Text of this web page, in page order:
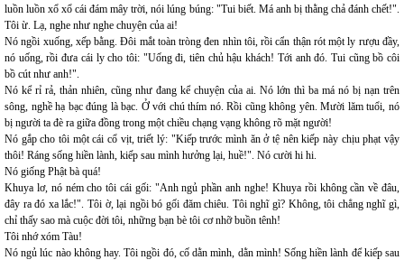
luồn luồn xổ xổ cái đám mây trời, nói lúng búng: "Tui biết. Má anh bị thằng chả đánh chết!".
Tôi ừ. Lạ, nghe như nghe chuyện của ai!
Nó ngồi xuống, xếp bằng. Đôi mắt toàn tròng đen nhìn tôi, rồi cẩn thận rót một ly rượu đầy,
nó uống, rồi đưa cái ly cho tôi: "Uống đi, tiên chủ hậu khách! Tới anh đó. Tui cũng bồ côi
bồ cút như anh!".
Nó kể rỉ rả, thản nhiên, cũng như đang kể chuyện của ai. Nó lớn thì ba má nó bị nạn trên
sông, nghề hạ bạc đúng là bạc. Ở với chú thím nó. Rồi cũng không yên. Mười lăm tuổi, nó
bị người ta đè ra giữa đồng trong một chiều chạng vạng không rõ mặt người!
Nó gắp cho tôi một cái cổ vịt, triết lý: "Kiếp trước mình ăn ở tệ nên kiếp này chịu phạt vậy
thôi! Ráng sống hiền lành, kiếp sau mình hưởng lại, huề!". Nó cười hi hi.
Nó giống Phật bà quá!
Khuya lơ, nó ném cho tôi cái gối: "Anh ngủ phần anh nghe! Khuya rồi không cần về đâu,
đây ra đó xa lắc!". Tôi ờ, lại ngồi bó gối đăm chiêu. Tôi nghĩ gì? Không, tôi chẳng nghĩ gì,
chỉ thấy sao mà cuộc đời tôi, những bạn bè tôi cơ nhỡ buồn tênh!
Tôi nhớ xóm Tàu!
Nó ngủ lúc nào không hay. Tôi ngồi đó, cố dằn mình, dằn mình! Sống hiền lành để kiếp sau